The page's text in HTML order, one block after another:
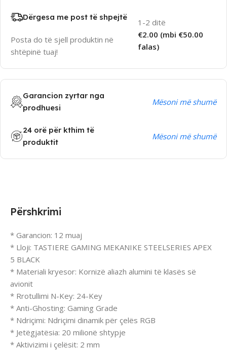
Dërgesa me post të shpejtë
Posta do të sjell produktin në
shtëpinë tuaj!
1-2 ditë
€2.00 (mbi €50.00
falas)
Garancion zyrtar nga
prodhuesi
Mësoni më shumë
24 orë për kthim të
produktit
Mësoni më shumë
Përshkrimi
* Garancion: 12 muaj
* Lloji: TASTIERE GAMING MEKANIKE STEELSERIES APEX
5 BLACK
* Materiali kryesor: Kornizë aliazh alumini të klasës së
avionit
* Rrotullimi N-Key: 24-Key
* Anti-Ghosting: Gaming Grade
* Ndriçimi: Ndriçimi dinamik për çelës RGB
* Jetëgjatësia: 20 milionë shtypje
* Aktivizimi i çelësit: 2 mm